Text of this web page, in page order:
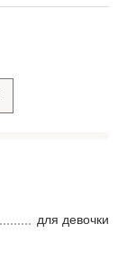
для девочки